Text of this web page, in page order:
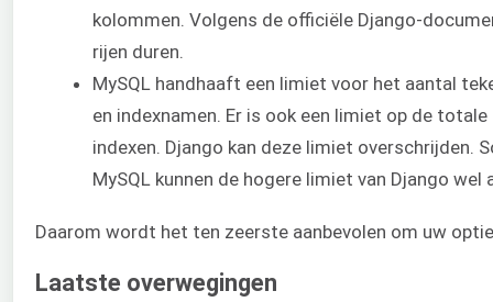
kolommen. Volgens de officiële Django-
rijen duren.
MySQL handhaaft een limiet voor het aantal
en indexnamen. Er is ook een limiet op de
indexen. Django kan deze limiet overschrijden.
MySQL kunnen de hogere limiet van Django wel
Daarom wordt het ten zeerste aanbevolen om uw
Laatste overwegingen